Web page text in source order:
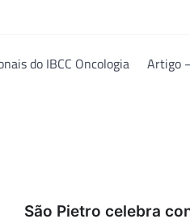
do IBCC Oncologia
Artigo
São Pietro celebra